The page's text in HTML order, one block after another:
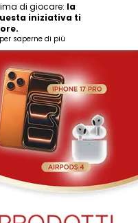
di giocare: la
iniziativa ti
per saperne di più